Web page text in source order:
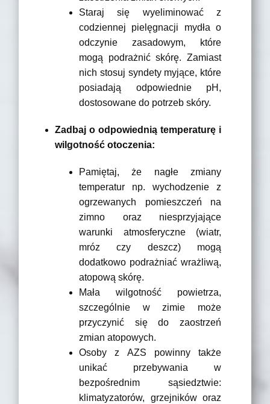
Staraj się wyeliminować z
codziennej pielęgnacji mydła o
odczynie zasadowym, które
mogą podrażnić skórę. Zamiast
nich stosuj syndety myjące, które
posiadają odpowiednie pH,
dostosowane do potrzeb skóry.
Zadbaj o odpowiednią temperaturę i
wilgotność otoczenia:
Pamiętaj, że nagłe zmiany
temperatur np. wychodzenie z
ogrzewanych pomieszczeń na
zimno oraz niesprzyjające
warunki atmosferyczne (wiatr,
mróz czy deszcz) mogą
dodatkowo podrażniać wrażliwą,
atopową skórę.
Mała wilgotność powietrza,
szczególnie w zimie może
przyczynić się do zaostrzeń
zmian atopowych.
Osoby z AZS powinny także
unikać przebywania w
bezpośrednim sąsiedztwie:
klimatyzatorów, grzejników oraz